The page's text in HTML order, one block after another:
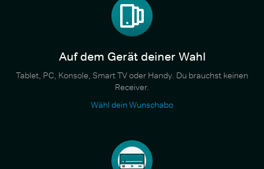
Auf dem Gerät deiner Wahl
Tablet, PC, Konsole, Smart TV oder Handy. Du brauchst keinen
Receiver.
Wähl dein Wunschabo